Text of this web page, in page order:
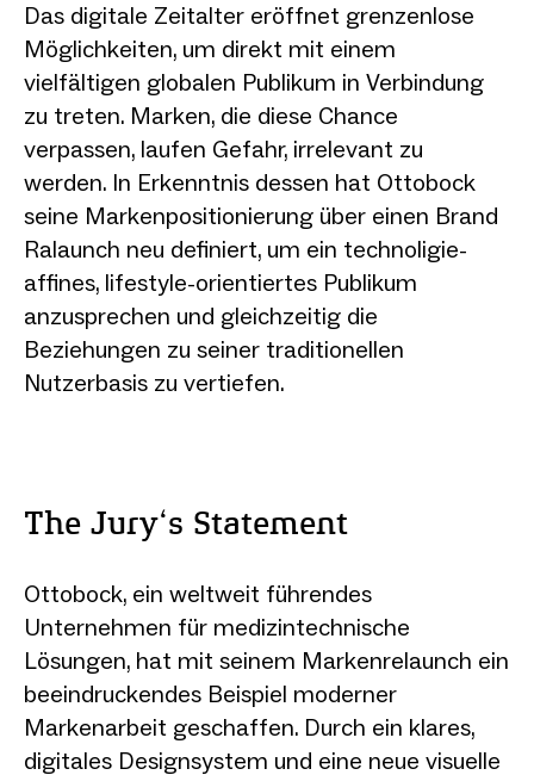
Das digitale Zeitalter eröffnet grenzenlose
Möglichkeiten, um direkt mit einem
vielfältigen globalen Publikum in Verbindung
zu treten. Marken, die diese Chance
verpassen, laufen Gefahr, irrelevant zu
werden. In Erkenntnis dessen hat Ottobock
seine Markenpositionierung über einen Brand
Ralaunch neu definiert, um ein technoligie-
affines, lifestyle-orientiertes Publikum
anzusprechen und gleichzeitig die
Beziehungen zu seiner traditionellen
Nutzerbasis zu vertiefen.
The Jury‘s Statement
Ottobock, ein weltweit führendes
Unternehmen für medizintechnische
Lösungen, hat mit seinem Markenrelaunch ein
beeindruckendes Beispiel moderner
Markenarbeit geschaffen. Durch ein klares,
digitales Designsystem und eine neue visuelle